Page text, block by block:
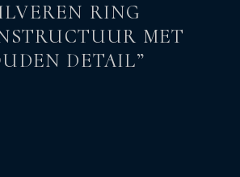
RING
MET
DETAIL”